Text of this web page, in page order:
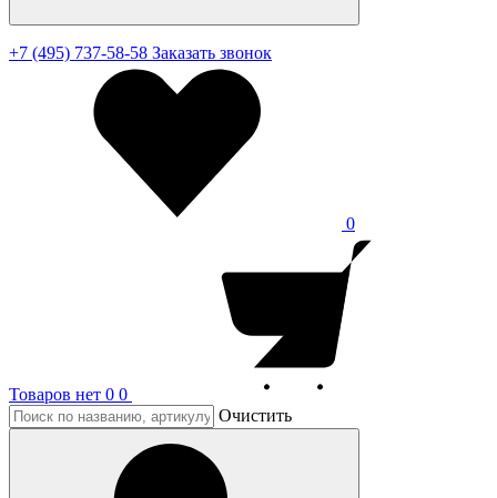
+7 (495) 737-58-58 Заказать звонок
0
Товаров нет 0 0
Очистить